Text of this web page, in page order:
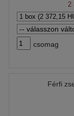
2
csomag
Férfi